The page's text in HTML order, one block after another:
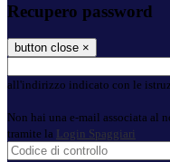
Recupero password
button close ×
all'indirizzo indicato con le
Non hai una e-mail associata al
tramite la Login Spaggiari